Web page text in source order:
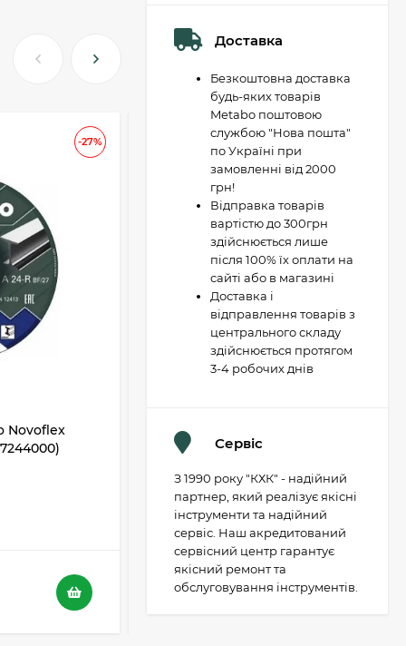
-27%
Novoflex
Відрізний диск Metabo Novoflex
230x3,0х22 SP, сталь (617241000)
В НАЯВНОСТІ
116 грн.
73 грн.
Доставка
Безкоштовна доставка
будь-яких товарів
Metabo поштовою
службою "Нова пошта"
по Україні при
замовленні від 2000
грн!
Відправка товарів
вартістю до 300грн
здійснюється лише
після 100% їх оплати на
сайті або в магазині
Доставка і
відправлення товарів з
центрального складу
здійснюється протягом
3-4 робочих днів
Сервіс
З 1990 року "КХК" - надійний
партнер, який реалізує якісні
інструменти та надійний
сервіс. Наш акредитований
сервісний центр гарантує
якісний ремонт та
обслуговування інструментів.